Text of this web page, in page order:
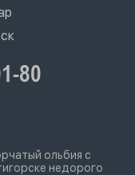
80
ольбия с
недорого